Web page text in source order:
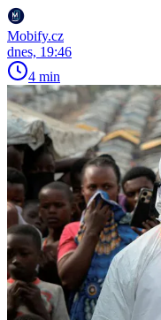
Mobify.cz
dnes, 19:46
4 min